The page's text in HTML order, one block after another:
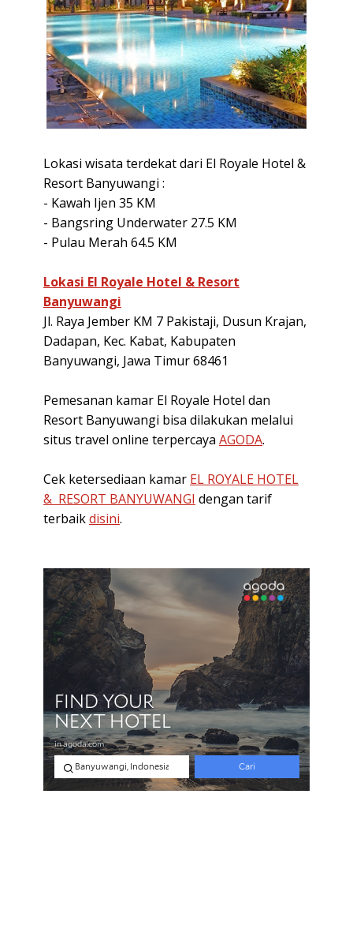
Lokasi wisata terdekat dari El Royale Hotel &
Resort Banyuwangi :
- Kawah Ijen 35 KM
- Bangsring Underwater 27.5 KM
- Pulau Merah 64.5 KM
Lokasi El Royale Hotel & Resort
Banyuwangi
Jl. Raya Jember KM 7 Pakistaji, Dusun Krajan,
Dadapan, Kec. Kabat, Kabupaten
Banyuwangi, Jawa Timur 68461
Pemesanan kamar El Royale Hotel dan
Resort Banyuwangi bisa dilakukan melalui
situs travel online terpercaya AGODA.
Cek ketersediaan kamar EL ROYALE HOTEL
& RESORT BANYUWANGI dengan tarif
terbaikdisini.